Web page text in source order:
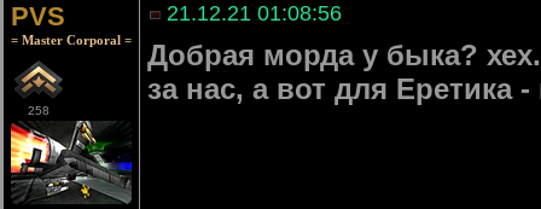
PVS
= Master Corporal =
258
21.12.21 01:08:56
Добрая морда у быка?
за нас, а вот для Еретика